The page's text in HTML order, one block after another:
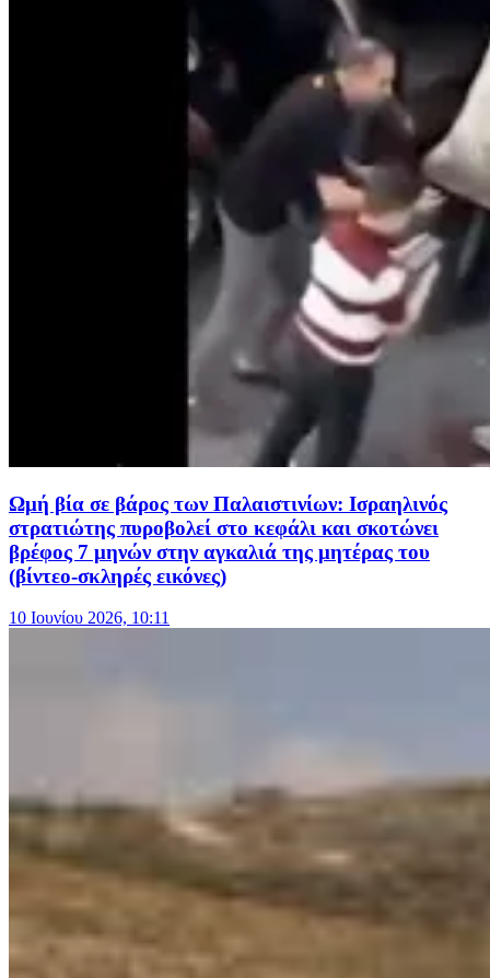
Ωμή βία σε βάρος των Παλαιστινίων: Ισραηλινός
στρατιώτης πυροβολεί στο κεφάλι και σκοτώνει
βρέφος 7 μηνών στην αγκαλιά της μητέρας του
(βίντεο-σκληρές εικόνες)
10 Ιουνίου 2026, 10:11